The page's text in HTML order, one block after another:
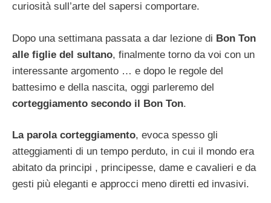
curiosità sull’arte del sapersi comportare.
Dopo una settimana passata a dar lezione di Bon Ton
alle figlie del sultano, finalmente torno da voi con un
interessante argomento … e dopo le regole del
battesimo e della nascita, oggi parleremo del
corteggiamento secondo il Bon Ton.
La parola corteggiamento, evoca spesso gli
atteggiamenti di un tempo perduto, in cui il mondo era
abitato da principi , principesse, dame e cavalieri e da
gesti più eleganti e approcci meno diretti ed invasivi.